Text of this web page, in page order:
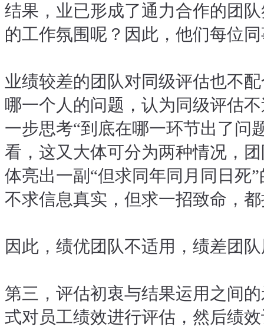
结果，业已形成了通力合作的团
的工作氛围呢？因此，他们每位
业绩较差的团队对同级评估也不
哪一个人的问题，认为同级评估
一步思考“到底在哪一环节出了问
看，这又大体可分为两种情况，
体亮出一副“但求同年同月同日死
不求信息真实，但求一招致命，
因此，绩优团队不适用，绩差团
第三，评估初衷与结果运用之间
式对员工绩效进行评估，然后绩